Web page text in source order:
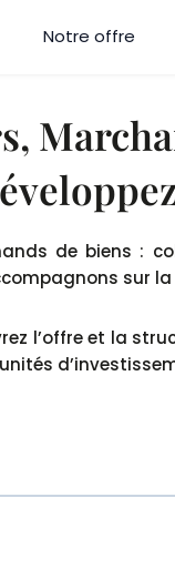
Notre offre
de biens :
sur
l’offre et la